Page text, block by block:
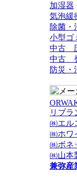
加湿器
気泡
除菌・
小型ゴ
中古
中古
防災・
リブラ
㈱エル
㈱ホワ
㈱ボネ
㈱山本
兼弥産